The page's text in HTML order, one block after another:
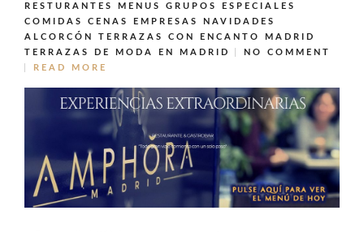
RESTURANTES MENUS GRUPOS ESPECIALES
COMIDAS CENAS EMPRESAS NAVIDADES
ALCORCÓN
TERRAZAS CON ENCANTO MADRID
TERRAZAS DE MODA EN MADRID
NO COMMENT
READ MORE